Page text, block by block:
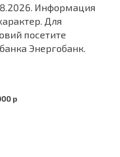
Информация
Для
посетите
Энергобанк.
р